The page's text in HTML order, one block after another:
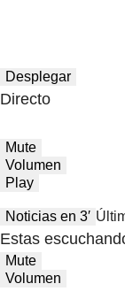
Desplegar
Directo
Mute
Volumen
Play
Noticias en 3′
Estas
Mute
Volumen